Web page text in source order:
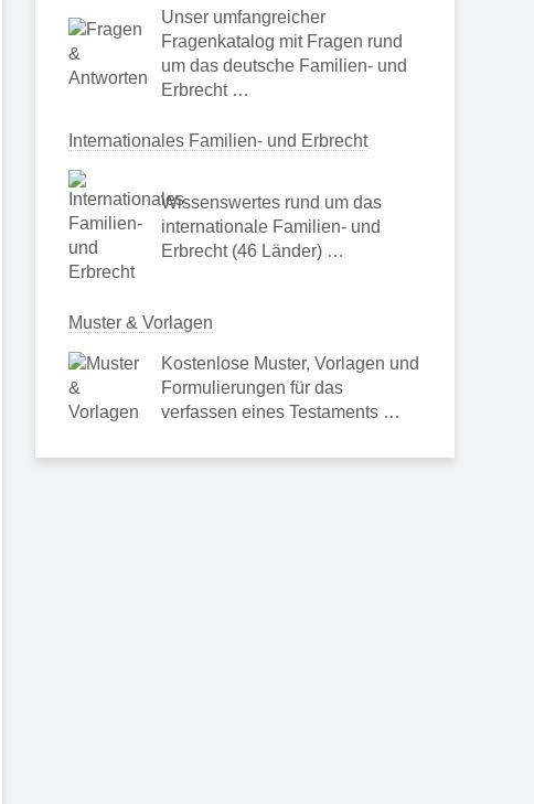
Unser umfangreicher
Fragenkatalog mit Fragen rund
um das deutsche Familien- und
Erbrecht …
Internationales Familien- und Erbrecht
Wissenswertes rund um das
internationale Familien- und
Erbrecht (46 Länder) …
Muster & Vorlagen
Kostenlose Muster, Vorlagen und
Formulierungen für das
verfassen eines Testaments …